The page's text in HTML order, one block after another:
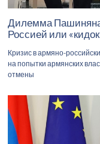
Дилемма
Россией или
Кризис в армяно-
на попытки армянских
отмены